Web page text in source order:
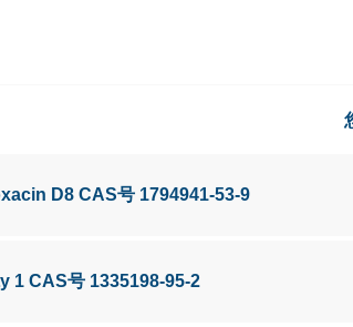
D8 CAS号 1794941-53-9
1 CAS号 1335198-95-2